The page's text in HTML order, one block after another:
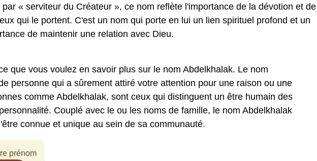
« serviteur du Créateur », ce nom reflète l'importance de la dévotion et de
qui le portent. C'est un nom qui porte en lui un lien spirituel profond et un
de maintenir une relation avec Dieu.
que vous voulez en savoir plus sur le nom Abdelkhalak. Le nom
personne qui a sûrement attiré votre attention pour une raison ou une
comme Abdelkhalak, sont ceux qui distinguent un être humain des
Couplé avec le ou les noms de famille, le nom Abdelkhalak
connue et unique au sein de sa communauté.
prénom